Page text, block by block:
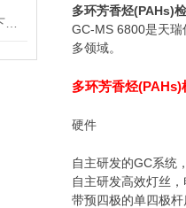
多环芳香烃(PAHs)
GC-MS 6800是天
多领域。
多环芳香烃(PAHs)
硬件
自主研发的GC系统
自主研发高效灯丝
带预四极的单四极